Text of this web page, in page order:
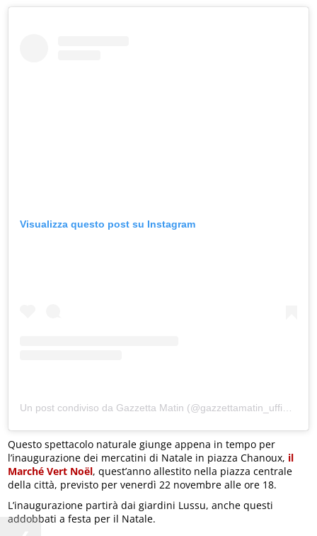
Visualizza questo post su Instagram
Questo spettacolo naturale giunge appena in tempo per
l’inaugurazione dei mercatini di Natale in piazza Chanoux, il
Marché Vert Noël, quest’anno allestito nella piazza centrale
della città, previsto per venerdì 22 novembre alle ore 18.
L’inaugurazione partirà dai giardini Lussu, anche questi
addobbati a festa per il Natale.